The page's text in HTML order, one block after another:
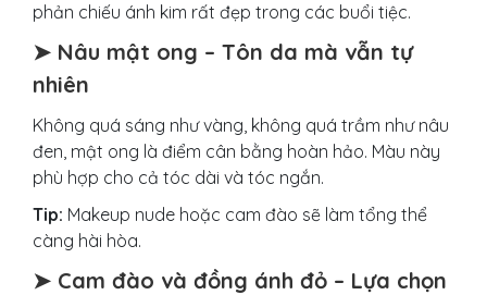
phản chiếu ánh kim rất đẹp trong các buổi tiệc.
➤ Nâu mật ong – Tôn da mà vẫn tự
nhiên
Không quá sáng như vàng, không quá trầm như nâu
đen, mật ong là điểm cân bằng hoàn hảo. Màu này
phù hợp cho cả tóc dài và tóc ngắn.
Tip: Makeup nude hoặc cam đào sẽ làm tổng thể
càng hài hòa.
➤ Cam đào và đồng ánh đỏ – Lựa chọn